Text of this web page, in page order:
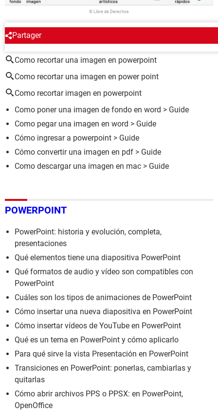
© Libre de Derechos
Partager
ALREDEDOR DEL MISMO TEMA
Como recortar una imagen en powerpoint
Como recortar una imagen en power point
Como recortar imagen en powerpoint
Como poner una imagen de fondo en word > Guide
Como pegar una imagen en word > Guide
Cómo ingresar a powerpoint > Guide
Cómo convertir una imagen en pdf > Guide
Como descargar una imagen en mac > Guide
POWERPOINT
PowerPoint: historia y evolución, completa,
presentaciones
Qué elementos tiene una diapositiva PowerPoint
Qué formatos de audio y vídeo son compatibles con
PowerPoint
Cuáles son los tipos de animaciones de PowerPoint
Cómo insertar una nueva diapositiva en PowerPoint
Cómo insertar vídeos de YouTube en PowerPoint
Qué es un tema en PowerPoint y cómo aplicarlo
Para qué sirve la vista Presentación en PowerPoint
Transiciones en PowerPoint: ponerlas, cambiarlas y
quitarlas
Cómo abrir archivos PPS o PPSX: en PowerPoint,
OpenOffice